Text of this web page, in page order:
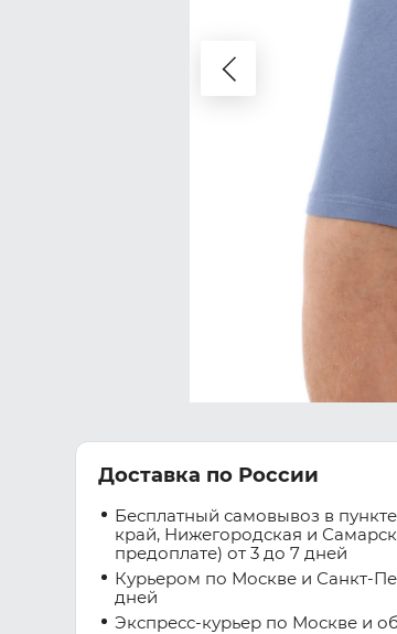
Доставка по России
Бесплатный самовывоз в
край, Нижегородская и
предоплате) от 3 до 7 дней
Курьером по Москве и Санкт-
дней
Экспресс-курьер по Москве и